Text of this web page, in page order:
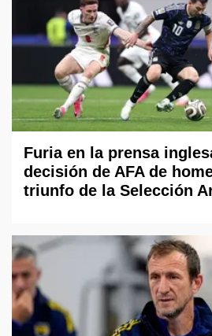
Furia en la prensa
decisión de AFA de
triunfo de la Selección